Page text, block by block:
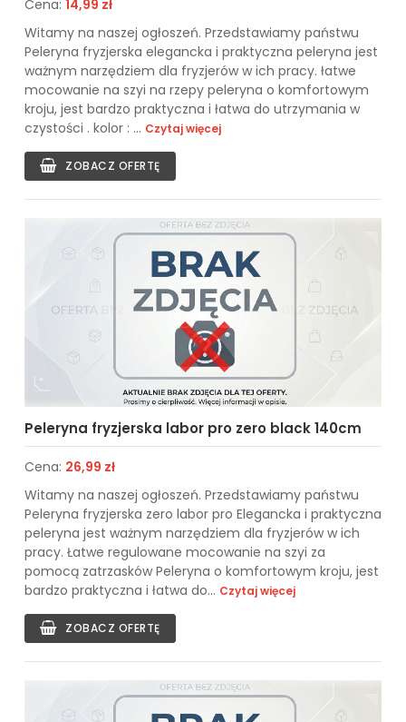
Cena: 14,99 zł
Witamy na naszej ogłoszeń. Przedstawiamy państwu
Peleryna fryzjerska elegancka i praktyczna peleryna jest
ważnym narzędziem dla fryzjerów w ich pracy. łatwe
mocowanie na szyi na rzepy peleryna o komfortowym
kroju, jest bardzo praktyczna i łatwa do utrzymania w
czystości . kolor : ... Czytaj więcej
ZOBACZ OFERTĘ
Peleryna fryzjerska labor pro zero black 140cm
Cena: 26,99 zł
Witamy na naszej ogłoszeń. Przedstawiamy państwu
Peleryna fryzjerska zero labor pro Elegancka i praktyczna
peleryna jest ważnym narzędziem dla fryzjerów w ich
pracy. Łatwe regulowane mocowanie na szyi za
pomocą zatrzasków Peleryna o komfortowym kroju, jest
bardzo praktyczna i łatwa do... Czytaj więcej
ZOBACZ OFERTĘ